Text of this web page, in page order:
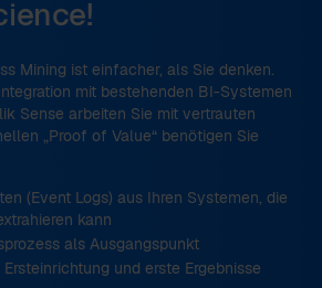
Mining ist einfacher, als Sie denken.
mit bestehenden BI-Systemen
Sense arbeiten Sie mit vertrauten
„Proof of Value“ benötigen Sie
(Event Logs) aus Ihren Systemen, die
kann
als Ausgangspunkt
und erste Ergebnisse